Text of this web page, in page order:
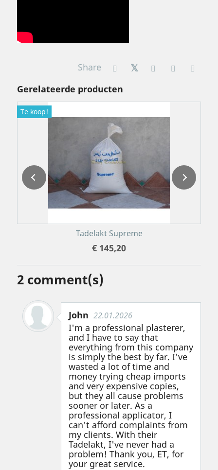
Share
Gerelateerde producten
Te koop!
Tadelakt Supreme
€ 145,20
2 comment(s)
John 22.01.2026
I'm a professional plasterer,
and I have to say that
everything from this company
is simply the best by far. I've
wasted a lot of time and
money trying cheap imports
and very expensive copies,
but they all cause problems
sooner or later. As a
professional applicator, I
can't afford complaints from
my clients. With their
Tadelakt, I've never had a
problem! Thank you, ET, for
your great service.